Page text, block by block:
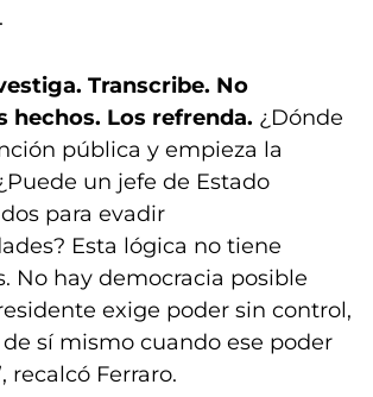
Transcribe. No
hechos. Los refrenda. ¿Dónde
pública y empieza la
un jefe de Estado
para evadir
Esta lógica no tiene
No hay democracia posible
exige poder sin control,
sí mismo cuando ese poder
recalcó Ferraro.